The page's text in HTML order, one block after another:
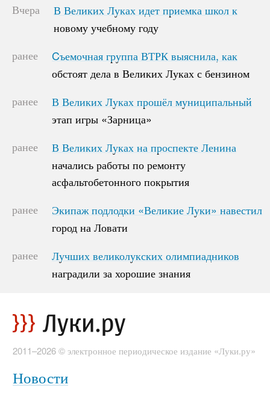
Вчера
В Великих Луках идет приемка школ к
новому учебному году
В Великих Луках идет приемка школ к
новому учебному году
ранее
Cъемочная группа ВТРК выяснила, как
обстоят дела в Великих Луках с бензином
Cъемочная группа ВТРК выяснила, как
обстоят дела в Великих Луках с бензином
ранее
В Великих Луках прошёл муниципальный
этап игры «Зарница»
В Великих Луках прошёл муниципальный
этап игры «Зарница»
ранее
В Великих Луках на проспекте Ленина
начались работы по ремонту
асфальтобетонного покрытия
В Великих Луках на проспекте Ленина
начались работы по ремонту
асфальтобетонного покрытия
ранее
Экипаж подлодки «Великие Луки» навестил
город на Ловати
Экипаж подлодки «Великие Луки» навестил
город на Ловати
ранее
Лучших великолукских олимпиадников
наградили за хорошие знания
Лучших великолукских олимпиадников
наградили за хорошие знания
2011–2026 © электронное периодическое издание «Луки.ру»
Новости